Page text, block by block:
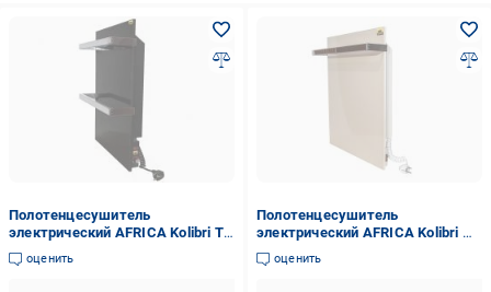
Полотенцесушитель
электрический AFRICA Kolibri T2
grafit 250 Вт. керамический с
регулятором мощности
оценить
Полотенцесушитель
электрический AFRICA Kolibri A1
beige 250 Вт. керамический
оценить